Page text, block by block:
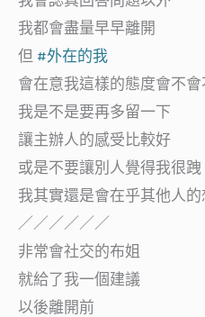
我都會盡量早早離開
但 #外在的我
會在意我這樣的態度會不
我是不是要再多留一下
讓主辦人的感受比較好
或是不要讓別人覺得我很
我其實還是會在乎其他人的
／／／／／／
非常會社交的布姐
就給了我一個建議
以後離開前